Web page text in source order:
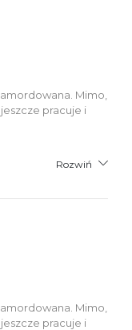
Mimo,
pracuje i
Rozwiń
Mimo,
pracuje i